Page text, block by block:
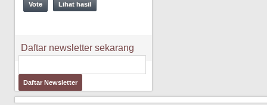
Lihat hasil
Daftar newsletter sekarang